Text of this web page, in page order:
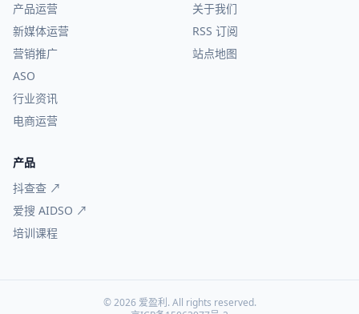
产品运营
新媒体运营
营销推广
ASO
行业资讯
电商运营
关于我们
RSS 订阅
站点地图
产品
抖查查 ↗
爱搜 AIDSO ↗
培训课程
© 2026 爱盈利. All rights reserved.